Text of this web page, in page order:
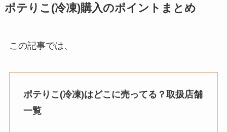
ポテりこ(冷凍)購入のポイントまとめ
この記事では、
ポテりこ(冷凍)はどこに売ってる？取扱店舗
一覧